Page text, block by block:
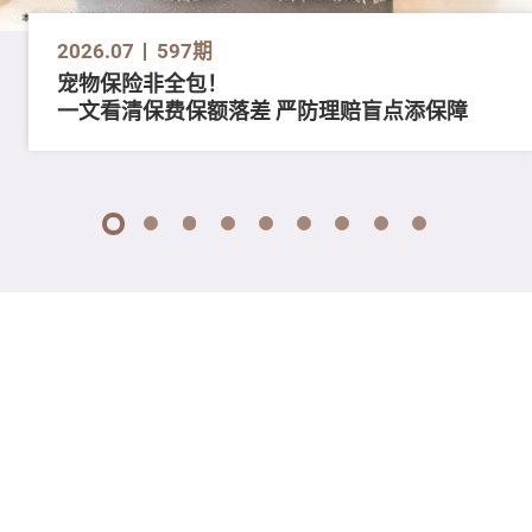
2026.07 597期
宠物保险非全包！
一文看清保费保额落差 严防理赔盲点添保障
1 2 3 4 5 6 7 8 9